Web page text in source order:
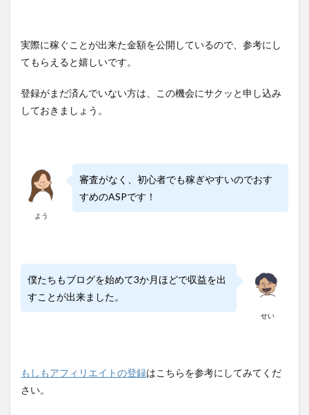
実際に稼ぐことが出来た金額を公開しているので、参考にし
てもらえると嬉しいです。
登録がまだ済んでいない方は、この機会にサクッと申し込み
しておきましょう。
よう
審査がなく、初心者でも稼ぎやすいのでおす
すめのASPです！
せい
僕たちもブログを始めて3か月ほどで収益を出
すことが出来ました。
もしもアフィリエイトの登録はこちらを参考にしてみてくだ
さい。